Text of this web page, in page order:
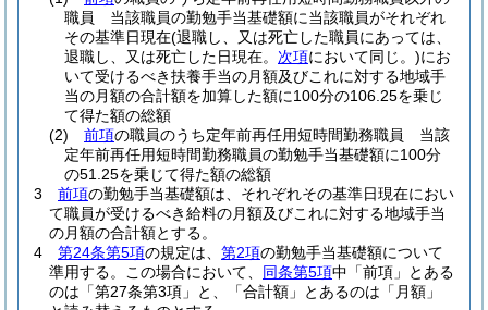
職員 当該職員の勤勉手当基礎額に当該職員がそれぞれ
その基準日現在(退職し、又は死亡した職員にあっては、
退職し、又は死亡した日現在。 次項において同じ。)にお
いて受けるべき扶養手当の月額及びこれに対する地域手
当の月額の合計額を加算した額に100分の106.25を乗じ
て得た額の総額
(2)
前項の職員のうち定年前再任用短時間勤務職員 当該
定年前再任用短時間勤務職員の勤勉手当基礎額に100分
の51.25を乗じて得た額の総額
3
前項の勤勉手当基礎額は、それぞれその基準日現在におい
て職員が受けるべき給料の月額及びこれに対する地域手当
の月額の合計額とする。
4
第24条第5項の規定は、 第2項の勤勉手当基礎額について
準用する。
この場合において、 同条第5項中「前項」とある
のは「第27条第3項」と、「合計額」とあるのは「月額」